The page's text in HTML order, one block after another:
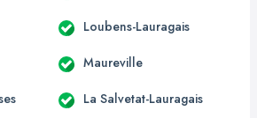
Loubens-Lauragais
Maureville
La Salvetat-Lauragais